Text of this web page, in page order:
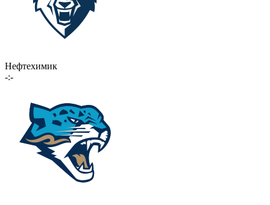
Нефтехимик
-:-